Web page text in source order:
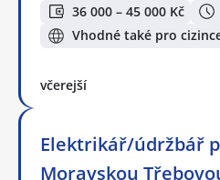
36 000 – 45 000 Kč
Vhodné také pro
včerejší
Elektrikář/údržbář
Moravskou